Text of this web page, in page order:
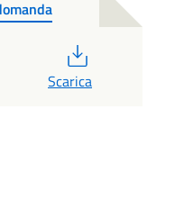
Scarica